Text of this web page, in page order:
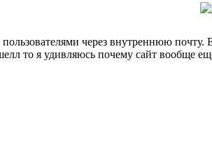
через внутреннюю почту.
то я удивляюсь почему сайт вообще